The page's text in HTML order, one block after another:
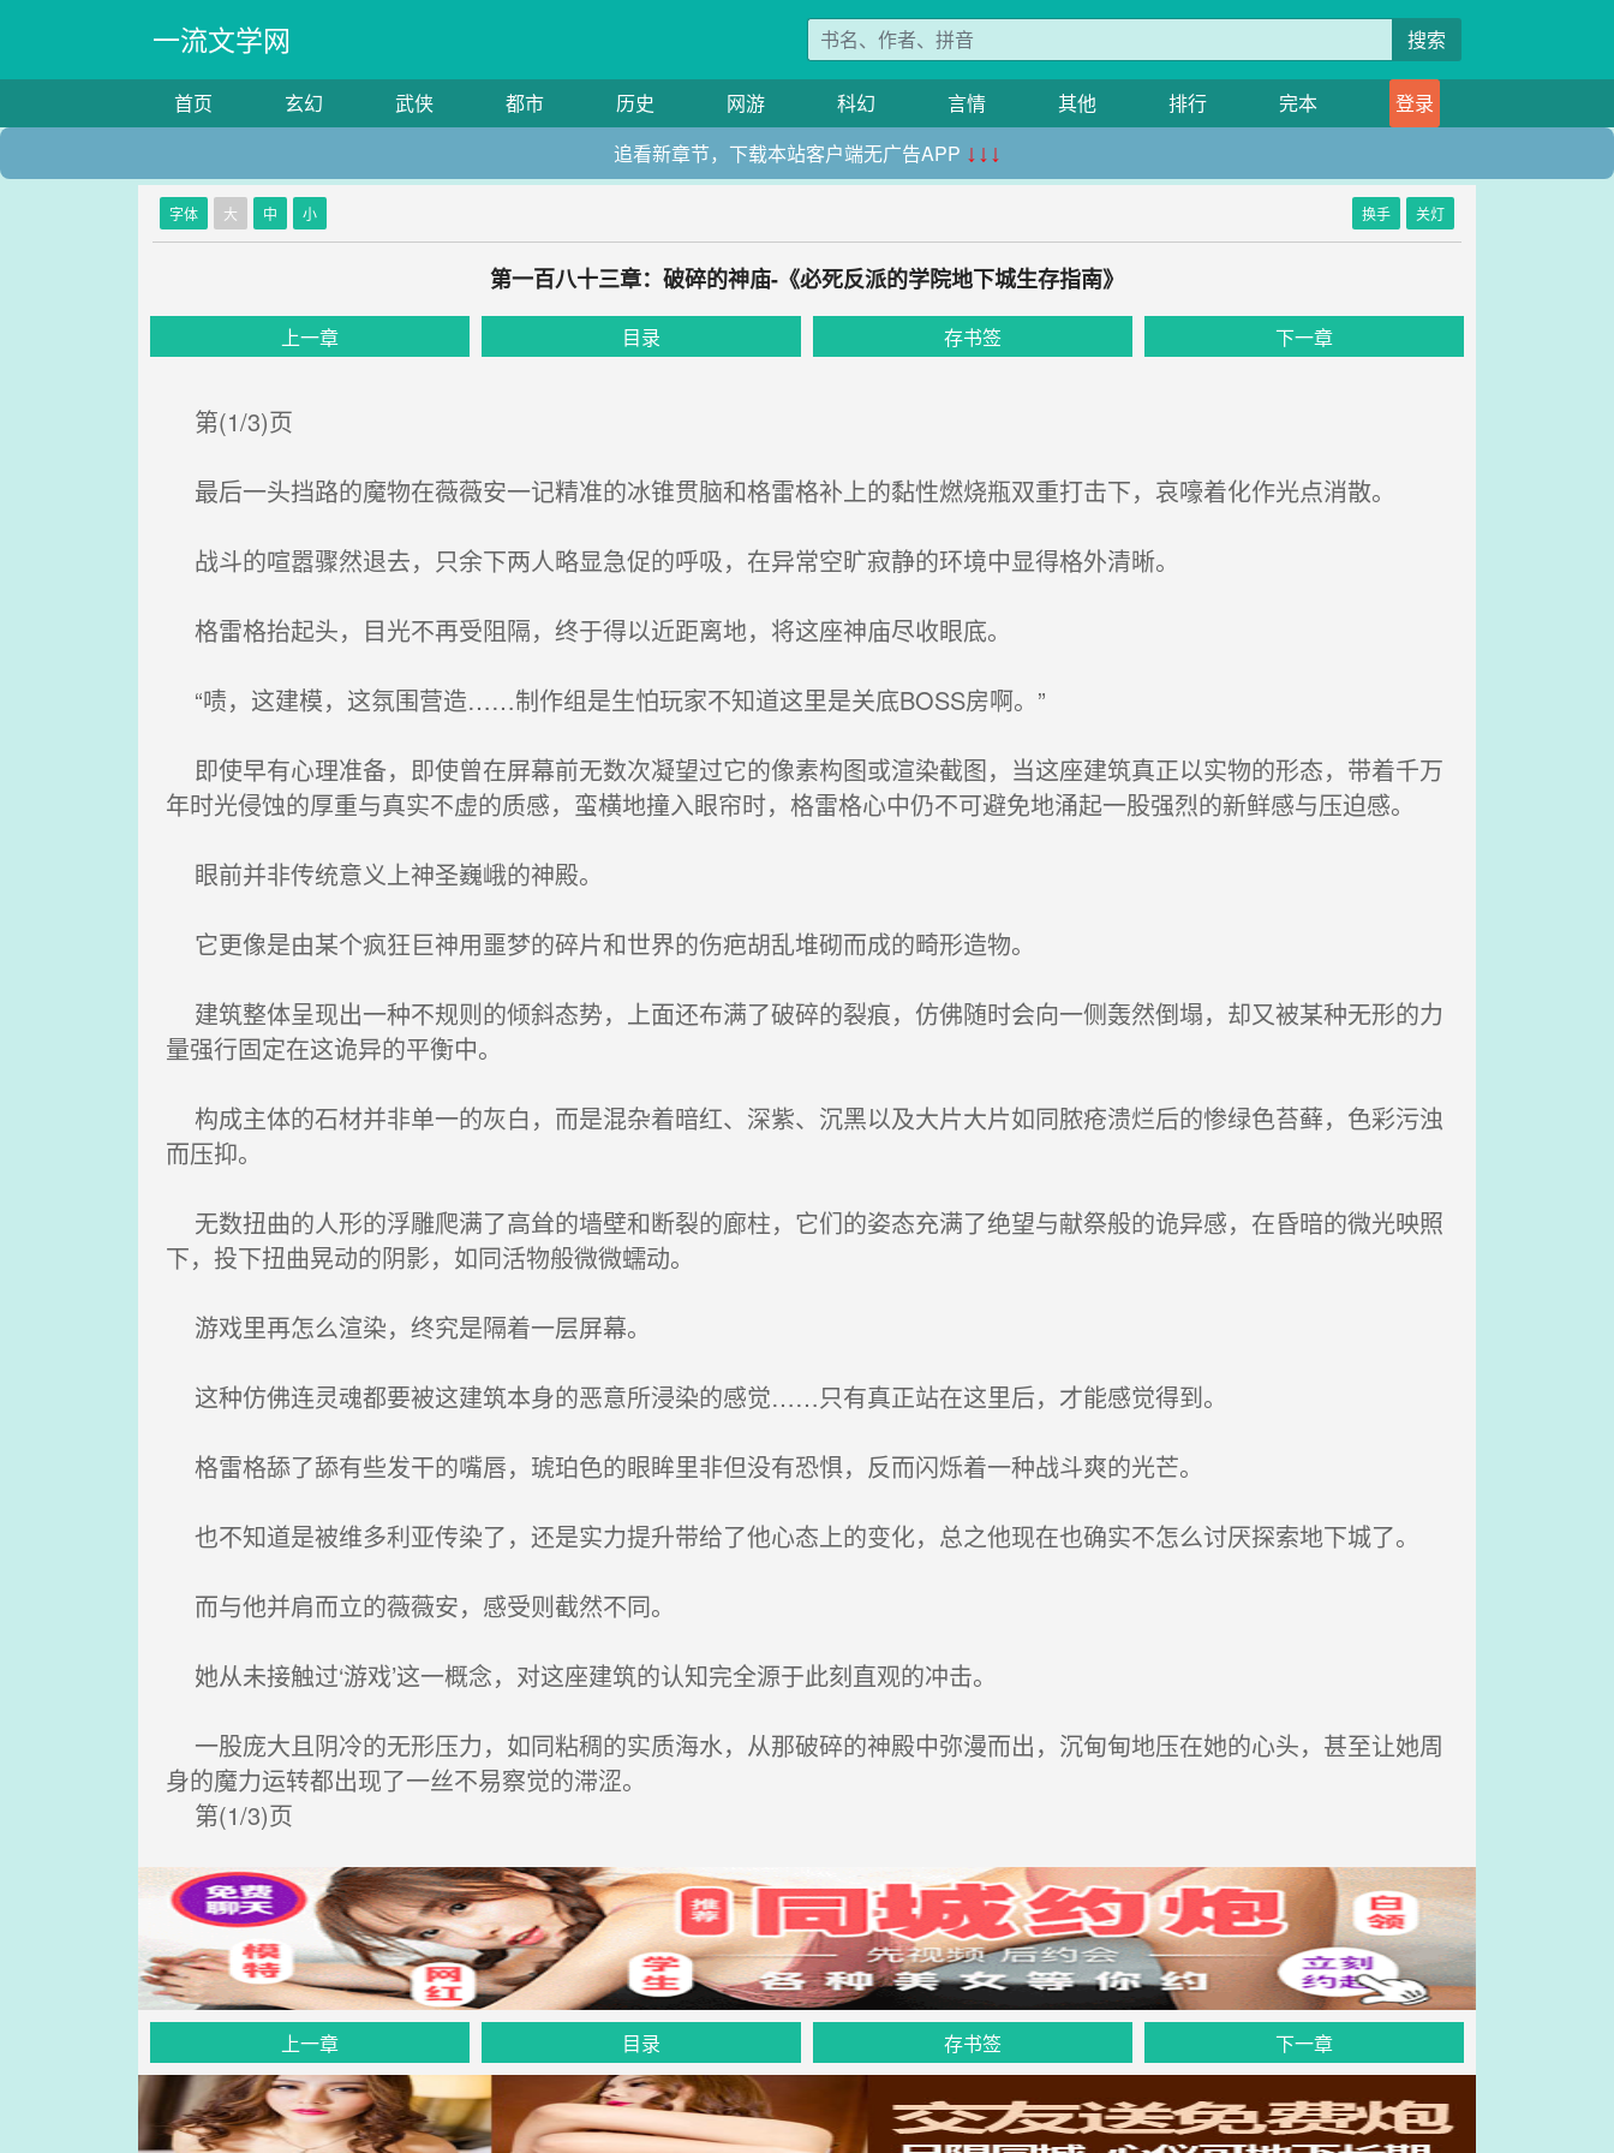
一流文学网 搜索
首页 玄幻 武侠 都市 历史 网游 科幻 言情 其他 排行 完本
登录
追看新章节，下载本站客户端无广告APP ↓↓↓
字体 大 中 小 换手 关灯
第一百八十三章：破碎的神庙-《必死反派的学院地下城生存指南》
上一章 目录 存书签 下一章
第(1/3)页
最后一头挡路的魔物在薇薇安一记精准的冰锥贯脑和格雷格补上的黏性燃烧瓶双重打击下，哀嚎着化作光点消散。
战斗的喧嚣骤然退去，只余下两人略显急促的呼吸，在异常空旷寂静的环境中显得格外清晰。
格雷格抬起头，目光不再受阻隔，终于得以近距离地，将这座神庙尽收眼底。
“啧，这建模，这氛围营造……制作组是生怕玩家不知道这里是关底BOSS房啊。”
即使早有心理准备，即使曾在屏幕前无数次凝望过它的像素构图或渲染截图，当这座建筑真正以实物的形态，带着千万
年时光侵蚀的厚重与真实不虚的质感，蛮横地撞入眼帘时，格雷格心中仍不可避免地涌起一股强烈的新鲜感与压迫感。
眼前并非传统意义上神圣巍峨的神殿。
它更像是由某个疯狂巨神用噩梦的碎片和世界的伤疤胡乱堆砌而成的畸形造物。
建筑整体呈现出一种不规则的倾斜态势，上面还布满了破碎的裂痕，仿佛随时会向一侧轰然倒塌，却又被某种无形的力
量强行固定在这诡异的平衡中。
构成主体的石材并非单一的灰白，而是混杂着暗红、深紫、沉黑以及大片大片如同脓疮溃烂后的惨绿色苔藓，色彩污浊
而压抑。
无数扭曲的人形的浮雕爬满了高耸的墙壁和断裂的廊柱，它们的姿态充满了绝望与献祭般的诡异感，在昏暗的微光映照
下，投下扭曲晃动的阴影，如同活物般微微蠕动。
游戏里再怎么渲染，终究是隔着一层屏幕。
这种仿佛连灵魂都要被这建筑本身的恶意所浸染的感觉……只有真正站在这里后，才能感觉得到。
格雷格舔了舔有些发干的嘴唇，琥珀色的眼眸里非但没有恐惧，反而闪烁着一种战斗爽的光芒。
也不知道是被维多利亚传染了，还是实力提升带给了他心态上的变化，总之他现在也确实不怎么讨厌探索地下城了。
而与他并肩而立的薇薇安，感受则截然不同。
她从未接触过‘游戏’这一概念，对这座建筑的认知完全源于此刻直观的冲击。
一股庞大且阴冷的无形压力，如同粘稠的实质海水，从那破碎的神殿中弥漫而出，沉甸甸地压在她的心头，甚至让她周
身的魔力运转都出现了一丝不易察觉的滞涩。
第(1/3)页
上一章 目录 存书签 下一章